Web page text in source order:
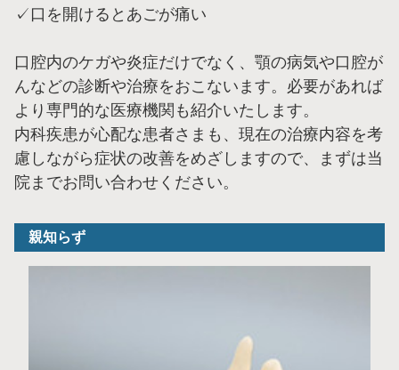
✓口を開けるとあごが痛い
口腔内のケガや炎症だけでなく、顎の病気や口腔が
んなどの診断や治療をおこないます。必要があれば
より専門的な医療機関も紹介いたします。
内科疾患が心配な患者さまも、現在の治療内容を考
慮しながら症状の改善をめざしますので、まずは当
院までお問い合わせください。
親知らず